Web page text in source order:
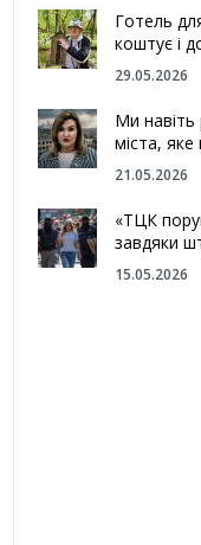
Готель
коштує і
29.05.2026
Ми навіть
міста,
21.05.2026
«ТЦК
завдяки
15.05.2026